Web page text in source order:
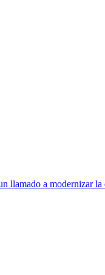
llamado a modernizar